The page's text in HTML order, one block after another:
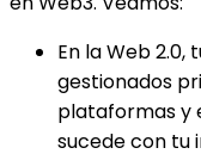
En la Web
gestionados
plataformas y
sucede con tu